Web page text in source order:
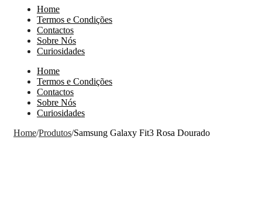
Home
Termos e Condições
Contactos
Sobre Nós
Curiosidades
Home
Termos e Condições
Contactos
Sobre Nós
Curiosidades
Home/Produtos/Samsung Galaxy Fit3 Rosa Dourado